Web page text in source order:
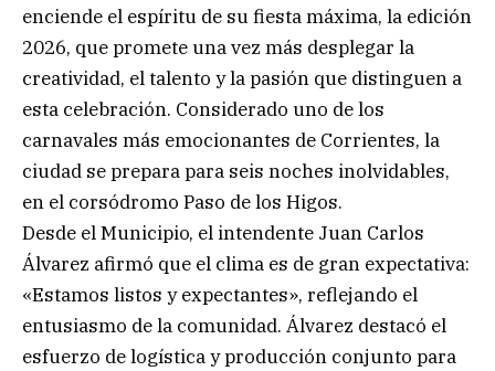
enciende el espíritu de su fiesta máxima, la edición
2026, que promete una vez más desplegar la
creatividad, el talento y la pasión que distinguen a
esta celebración. Considerado uno de los
carnavales más emocionantes de Corrientes, la
ciudad se prepara para seis noches inolvidables,
en el corsódromo Paso de los Higos.
Desde el Municipio, el intendente Juan Carlos
Álvarez afirmó que el clima es de gran expectativa:
«Estamos listos y expectantes», reflejando el
entusiasmo de la comunidad. Álvarez destacó el
esfuerzo de logística y producción conjunto para